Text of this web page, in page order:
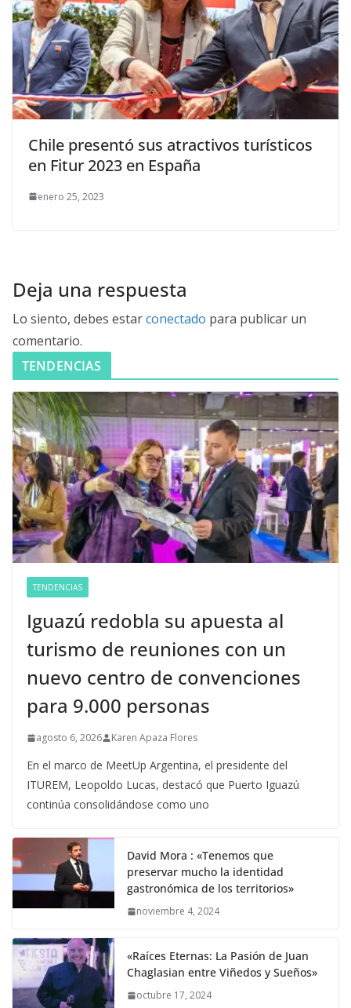
Chile presentó sus atractivos turísticos
en Fitur 2023 en España
enero 25, 2023
Deja una respuesta
Lo siento, debes estarconectado para publicar un
comentario.
TENDENCIAS
TENDENCIAS
Iguazú redobla su apuesta al
turismo de reuniones con un
nuevo centro de convenciones
para 9.000 personas
agosto 6, 2026 Karen Apaza Flores
En el marco de MeetUp Argentina, el presidente del
ITUREM, Leopoldo Lucas, destacó que Puerto Iguazú
continúa consolidándose como uno
David Mora : «Tenemos que
preservar mucho la identidad
gastronómica de los territorios»
noviembre 4, 2024
«Raíces Eternas: La Pasión de Juan
Chaglasian entre Viñedos y Sueños»
octubre 17, 2024